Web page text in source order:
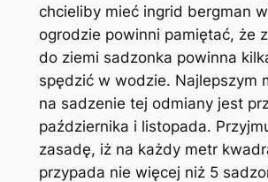
chcieliby mieć ingrid bergman
ogrodzie powinni pamiętać, że
do ziemi sadzonka powinna
spędzić w wodzie. Najlepszym
na sadzenie tej odmiany jest
października i listopada.
zasadę, iż na każdy metr
przypada nie więcej niż 5